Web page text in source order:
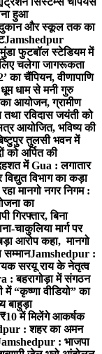
हुआ
दुकान और स्कूल तक का
Jamshedpur
फुटबॉल स्टेडियम में
लिए चलेगा जागरूकता
का चैंपियन, वीणापाणि
धाम से मनी गुरु
आयोजन, ग्रामीण
रविदास जयंती को
आयोजित, भविष्य की
तुलसी भवन में
अर्पित की
मेंGua : लगातार
विभाग का कड़ा
मानगो नगर निगम :
का
बिना
चाकुलिया मार्ग पर
आरोप कहा, मानगो
सम्मानJamshedpur :
सरयू राय के नेतृत्व
: बहरागोड़ा में संगठन
“कृष्णा वीडियो” का
बाहुड़ा
में मिलेंगे आकर्षक
: शहर का अमन
: भाजपा